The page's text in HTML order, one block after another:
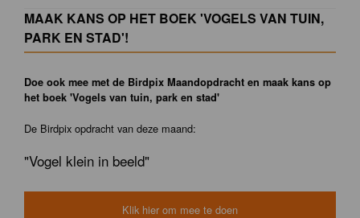
MAAK KANS OP HET BOEK 'VOGELS VAN TUIN,
PARK EN STAD'!
Doe ook mee met de Birdpix Maandopdracht en maak kans op
het boek 'Vogels van tuin, park en stad'
De Birdpix opdracht van deze maand:
"Vogel klein in beeld"
Klik hier om mee te doen